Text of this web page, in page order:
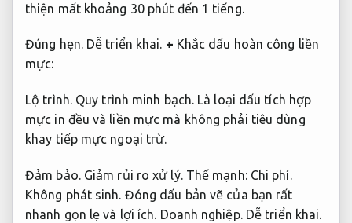
thiện mất khoảng 30 phút đến 1 tiếng.
Đúng hẹn. Dễ triển khai. + Khắc dấu hoàn công liền
mực:
Lộ trình. Quy trình minh bạch. Là loại dấu tích hợp
mực in đều và liền mực mà không phải tiêu dùng
khay tiếp mực ngoại trừ.
Đảm bảo. Giảm rủi ro xử lý.Thế mạnh: Chi phí.
Không phát sinh. Đóng dấu bản vẽ của bạn rất
nhanh gọn lẹ và lợi ích. Doanh nghiệp. Dễ triển khai.